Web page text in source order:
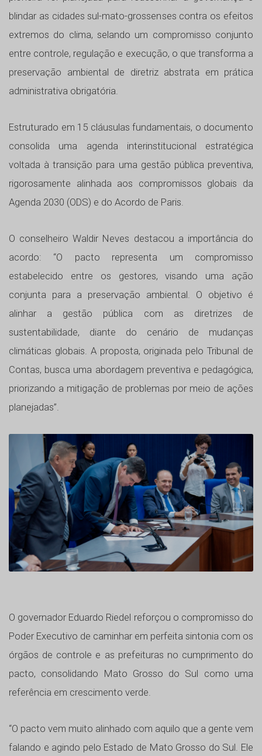
blindar as cidades sul-mato-grossenses contra os efeitos
extremos do clima, selando um compromisso conjunto
entre controle, regulação e execução, o que transforma a
preservação ambiental de diretriz abstrata em prática
administrativa obrigatória.
Estruturado em 15 cláusulas fundamentais, o documento
consolida uma agenda interinstitucional estratégica
voltada à transição para uma gestão pública preventiva,
rigorosamente alinhada aos compromissos globais da
Agenda 2030 (ODS) e do Acordo de Paris.
O conselheiro Waldir Neves destacou a importância do
acordo: “O pacto representa um compromisso
estabelecido entre os gestores, visando uma ação
conjunta para a preservação ambiental. O objetivo é
alinhar a gestão pública com as diretrizes de
sustentabilidade, diante do cenário de mudanças
climáticas globais. A proposta, originada pelo Tribunal de
Contas, busca uma abordagem preventiva e pedagógica,
priorizando a mitigação de problemas por meio de ações
planejadas”.
O governador Eduardo Riedel reforçou o compromisso do
Poder Executivo de caminhar em perfeita sintonia com os
órgãos de controle e as prefeituras no cumprimento do
pacto, consolidando Mato Grosso do Sul como uma
referência em crescimento verde.
“O pacto vem muito alinhado com aquilo que a gente vem
falando e agindo pelo Estado de Mato Grosso do Sul. Ele